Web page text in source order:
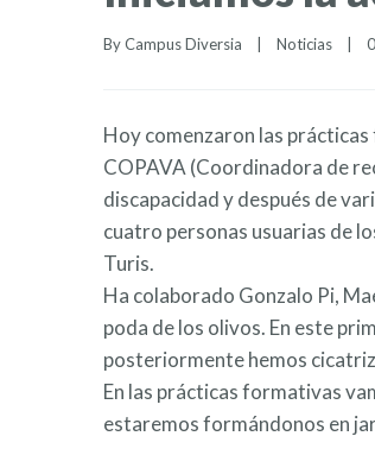
By Campus Diversia Noticias
Hoy comenzaron las
COPAVA (Coordinadora de
discapacidad y después de
cuatro personas usuarias de
Turis.
Ha colaborado Gonzalo Pi,
poda de los olivos. En este
posteriormente hemos
En las prácticas formativas
estaremos formándonos en